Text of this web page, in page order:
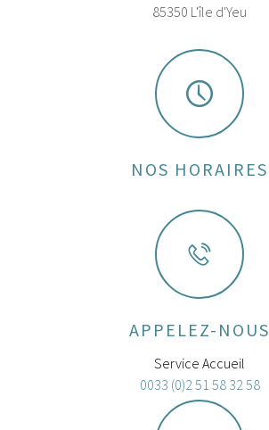
85350 L'île d'Yeu
NOS HORAIRES
APPELEZ-NOUS
Service Accueil
0033 (0)2 51 58 32 58